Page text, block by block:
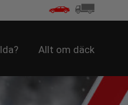
Allt om däck